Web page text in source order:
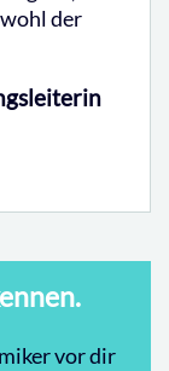
der
vor dir